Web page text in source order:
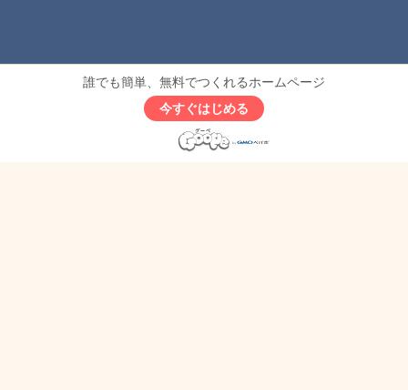
誰でも簡単、無料でつくれるホームページ
今すぐはじめる